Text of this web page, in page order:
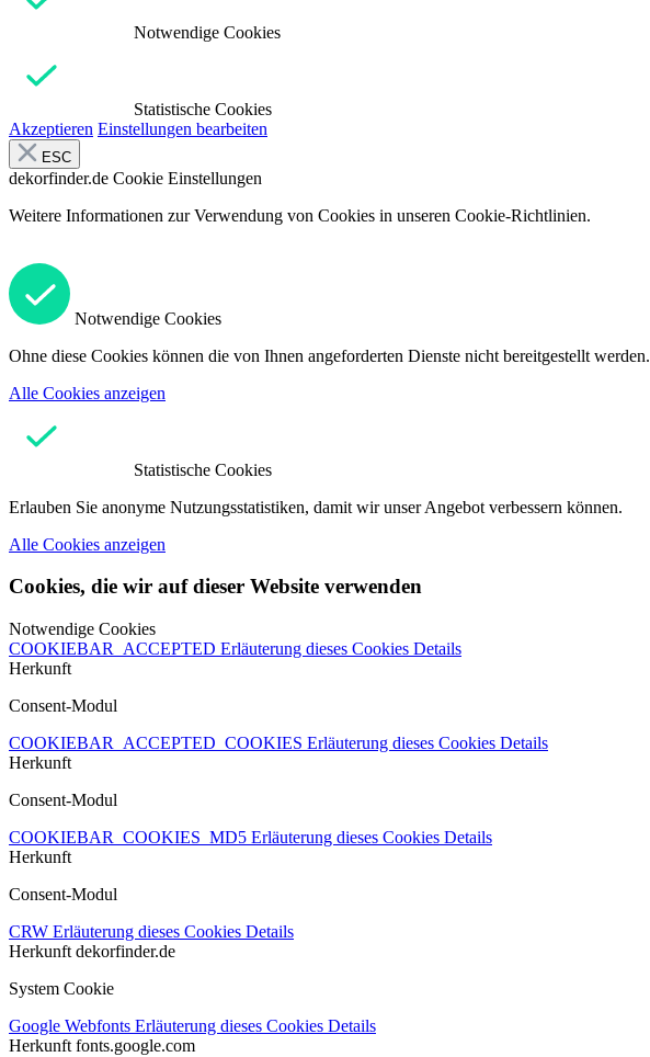
Notwendige Cookies
Statistische Cookies
Akzeptieren Einstellungen bearbeiten
ESC
dekorfinder.de Cookie Einstellungen
Weitere Informationen zur Verwendung von Cookies in unseren Cookie-Richtlinien.
Notwendige Cookies
Ohne diese Cookies können die von Ihnen angeforderten Dienste nicht bereitgestellt werden.
Alle Cookies anzeigen
Statistische Cookies
Erlauben Sie anonyme Nutzungsstatistiken, damit wir unser Angebot verbessern können.
Alle Cookies anzeigen
Cookies, die wir auf dieser Website verwenden
Notwendige Cookies
COOKIEBAR_ACCEPTED Erläuterung dieses Cookies Details
Herkunft
Consent-Modul
COOKIEBAR_ACCEPTED_COOKIES Erläuterung dieses Cookies Details
Herkunft
Consent-Modul
COOKIEBAR_COOKIES_MD5 Erläuterung dieses Cookies Details
Herkunft
Consent-Modul
CRW Erläuterung dieses Cookies Details
Herkunft dekorfinder.de
System Cookie
Google Webfonts Erläuterung dieses Cookies Details
Herkunft fonts.google.com